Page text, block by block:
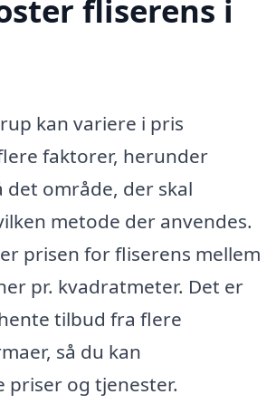
fliserens i
kan variere i pris
faktorer, herunder
det område, der skal
metode der anvendes.
prisen for fliserens mellem
pr. kvadratmeter. Det er
tilbud fra flere
så du kan
priser og tjenester.